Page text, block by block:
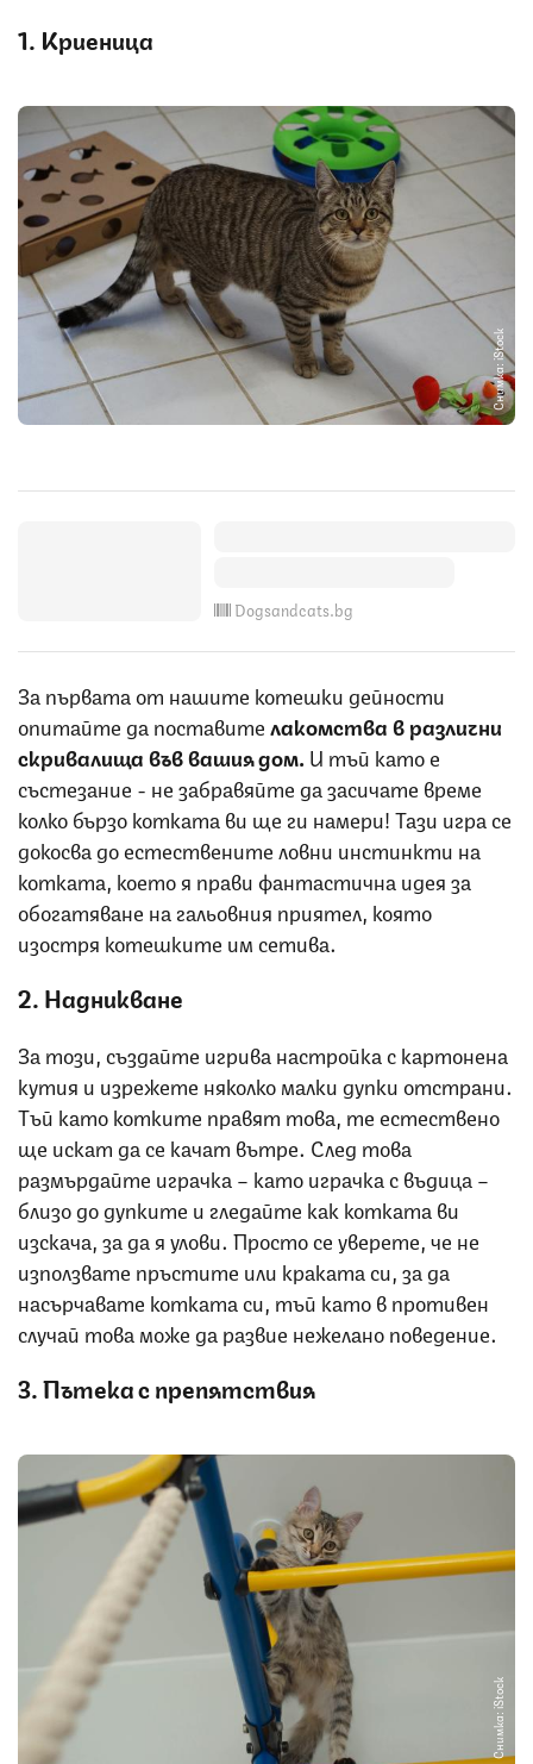
1. Криеница
Снимка: iStock
Dogsandcats.bg
За първата от нашите котешки дейности
опитайте да поставите лакомства в различни
скривалища във вашия дом. И тъй като е
състезание - не забравяйте да засичате време
колко бързо котката ви ще ги намери! Тази игра се
докосва до естествените ловни инстинкти на
котката, което я прави фантастична идея за
обогатяване на гальовния приятел, която
изостря котешките им сетива.
2. Надникване
За този, създайте игрива настройка с картонена
кутия и изрежете няколко малки дупки отстрани.
Тъй като котките правят това, те естествено
ще искат да се качат вътре. След това
размърдайте играчка – като играчка с въдица –
близо до дупките и гледайте как котката ви
изскача, за да я улови. Просто се уверете, че не
използвате пръстите или краката си, за да
насърчавате котката си, тъй като в противен
случай това може да развие нежелано поведение.
3. Пътека с препятствия
Снимка: iStock